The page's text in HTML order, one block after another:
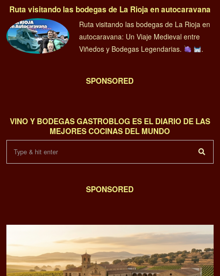
Ruta visitando las bodegas de La Rioja en autocaravana
Ruta visitando las bodegas de La Rioja en
autocaravana: Un Viaje Medieval entre
Viñedos y Bodegas Legendarias.
.
SPONSORED
VINO Y BODEGAS GASTROBLOG ES EL DIARIO DE LAS
MEJORES COCINAS DEL MUNDO
SPONSORED